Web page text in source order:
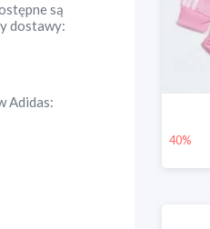
są
dostawy:
Adidas:
40%